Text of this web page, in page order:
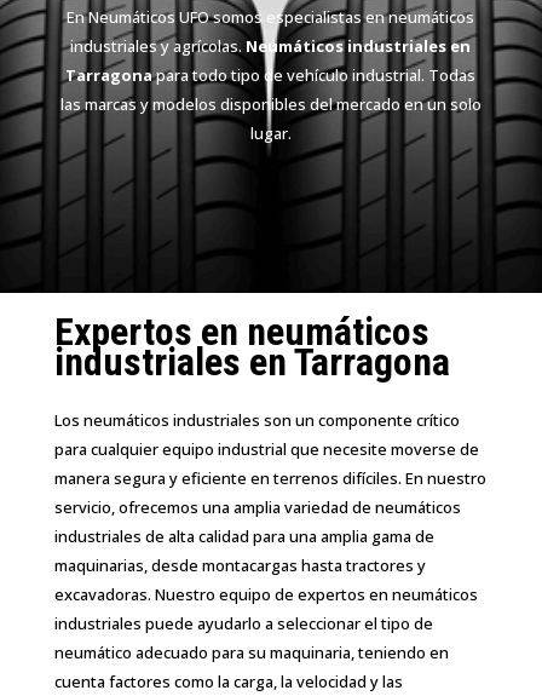
En Neumáticos UFO somos especialistas en neumáticos
industriales y agrícolas. Neumáticos industriales en
Tarragonapara todo tipo de vehículo industrial. Todas
las marcas y modelos disponibles del mercado en un solo
lugar.
Expertos en neumáticos
industriales en Tarragona
Los neumáticos industriales son un componente crítico
para cualquier equipo industrial que necesite moverse de
manera segura y eficiente en terrenos difíciles. En nuestro
servicio, ofrecemos una amplia variedad de neumáticos
industriales de alta calidad para una amplia gama de
maquinarias, desde montacargas hasta tractores y
excavadoras. Nuestro equipo de expertos en neumáticos
industriales puede ayudarlo a seleccionar el tipo de
neumático adecuado para su maquinaria, teniendo en
cuenta factores como la carga, la velocidad y las